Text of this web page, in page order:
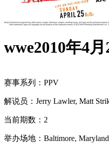
wwe2010年4
赛事系列： PPV
解说员： Jerry Lawler, Matt
当前期数： 2
举办场地： Baltimore,